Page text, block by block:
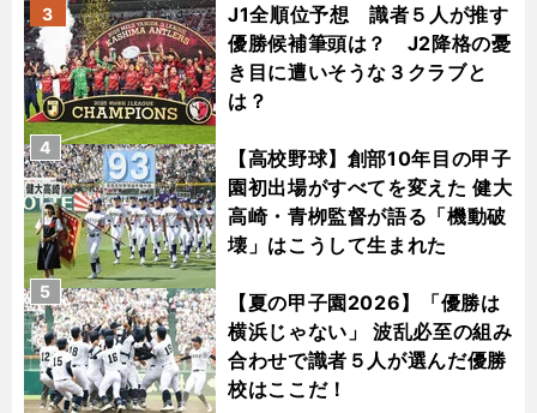
J1全順位予想 識者５人が推す
優勝候補筆頭は？ J2降格の憂
き目に遭いそうな３クラブと
は？
3
【高校野球】創部10年目の甲子
園初出場がすべてを変えた 健大
高崎・青栁監督が語る「機動破
壊」はこうして生まれた
4
【夏の甲子園2026】「優勝は
横浜じゃない」 波乱必至の組み
合わせで識者５人が選んだ優勝
校はここだ！
5